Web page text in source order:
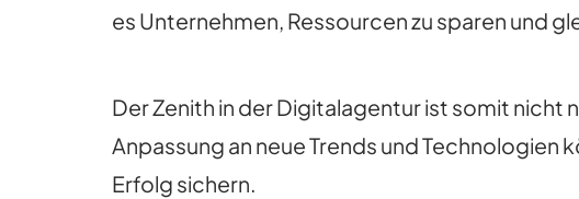
es Unternehmen, Ressourcen zu sparen und
Der Zenith in der Digitalagentur ist somit nicht
Anpassung an neue Trends und
Erfolg sichern.